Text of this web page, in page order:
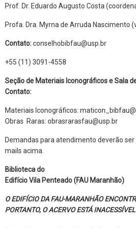
Prof. Dr. Eduardo Augusto Costa
Profa. Dra. Myrna de Arruda Nascimento
Contato:conselhobibfau@usp.br
+55 (11) 3091-4558
Seção de Materiais Iconográficos e Sala
Contato:
Materiais Iconográficos:
Obras Raras: obrasrarasfau@usp.br
Demandas para atendimento deverão
mails acima.
Biblioteca do
Edifício Vila Penteado (FAU Maranhão)
O EDIFÍCIO DA FAU-MARANHÃO
PORTANTO, O ACERVO ESTÁ